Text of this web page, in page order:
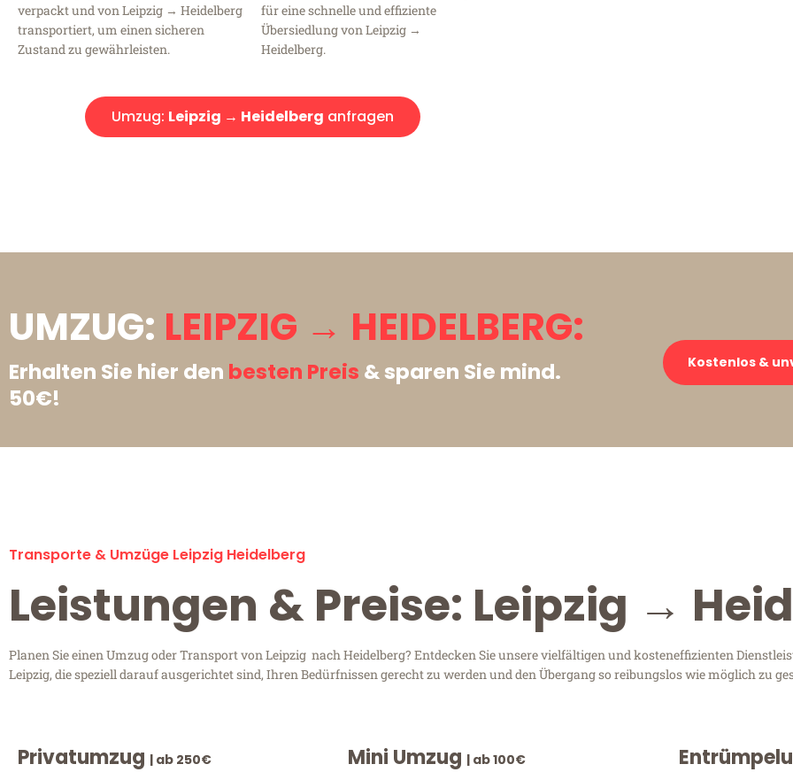
verpackt und von Leipzig → Heidelberg
transportiert, um einen sicheren
Zustand zu gewährleisten.
für eine schnelle und effiziente
Übersiedlung von Leipzig →
Heidelberg.
Umzug: Leipzig → Heidelberg anfragen
UMZUG: LEIPZIG → HEIDELBERG:
Erhalten Sie hier den besten Preis & sparen Sie mind.
50€!
Kostenlos &
Transporte & Umzüge Leipzig Heidelberg
Leistungen & Preise: Leipzig →
Planen Sie einen Umzug oder Transport von Leipzig nach Heidelberg? Entdecken Sie unsere vielfältigen und kosteneffizienten
Leipzig, die speziell darauf ausgerichtet sind, Ihren Bedürfnissen gerecht zu werden und den Übergang so reibungslos wie möglich zu
Privatumzug | ab 250€ Mini Umzug | ab 100€